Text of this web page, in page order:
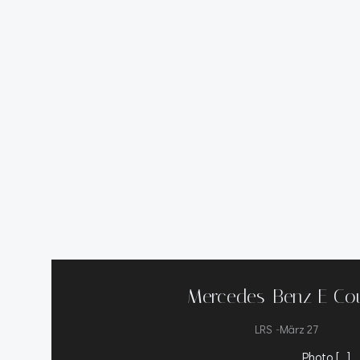
Mercedes-Benz E
LRS -März 27
Photo […]